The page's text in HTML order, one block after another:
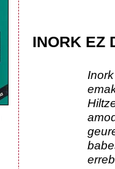
INORK EZ
Inork ez
emakume
Hiltzen
amodio
geure